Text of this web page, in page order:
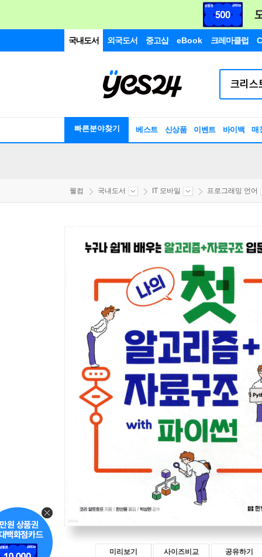
국내도서 외국도서 중고샵 eBook 크레마클럽
빠른분야찾기 베스트 신상품 이벤트 바이백 매
웰컴 국내도서 IT 모바일 프로그래밍 언어
미리보기 사이즈비교 공유하기